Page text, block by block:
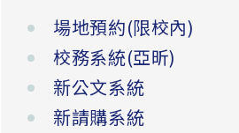
場地預約(限校內)
校務系統(亞昕)
新公文系統
新請購系統